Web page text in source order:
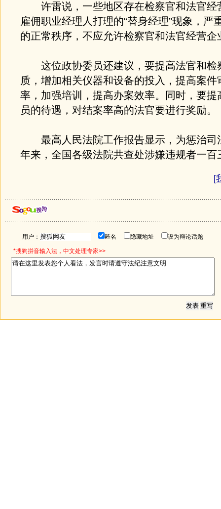
许雷说，一些地区存在检察官和法官经
雇佣职业经理人打理的“替身经理”现象，严
的正常秩序，不应允许检察官和法官经营企
这位政协委员还建议，要提高法官和检
质，增加相关仪器和设备的投入，提高案件
率，加强培训，提高办案效率。同时，要提
员的待遇，对结案率高的法官要进行奖励。
最高人民法院工作报告显示，为惩治司
年来，全国各级法院共查处涉嫌违规者一百
[
用户： 匿名 隐藏地址 设为辩论话题
*搜狗拼音输入法，中文处理专家>>